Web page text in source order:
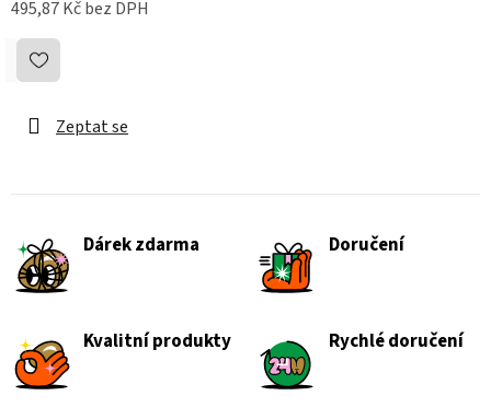
495,87 Kč bez DPH
Zeptat se
Dárek zdarma Doručení
Kvalitní produkty Rychlé doručení